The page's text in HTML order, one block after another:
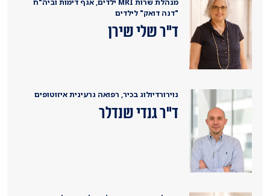
"דנה דואק" לילדים
ד"ר שלי שירן
נוירורדיולוג בכיר, רפואה גרעינית איזוטופים
ד"ר גנדי שנדלר